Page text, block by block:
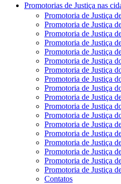
Promotorias de Justiça nas
Promotoria de Justiça
Promotoria de Justiça
Promotoria de Justiça
Promotoria de Justiça
Promotoria de Justiça
Promotoria de Justiça
Promotoria de Justiça
Promotoria de Justiça
Promotoria de Justiça
Promotoria de Justiça
Promotoria de Justiça
Promotoria de Justiça
Promotoria de Justiça
Promotoria de Justiça
Promotoria de Justiça
Promotoria de Justiça
Promotoria de Justiça
Promotoria de Justiça
Contatos